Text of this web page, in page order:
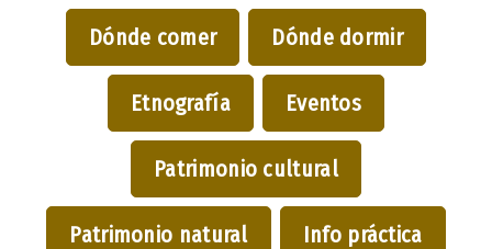
Dónde comer Dónde dormir
Etnografía Eventos
Patrimonio cultural
Patrimonio natural Info práctica